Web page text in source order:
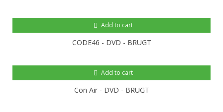
Add to cart
CODE46 - DVD - BRUGT
Add to cart
Con Air - DVD - BRUGT